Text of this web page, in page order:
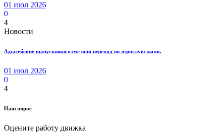
01 июл 2026
0
4
Новости
Адыгейские выпускники отметили переход во взрослую жизнь
01 июл 2026
0
4
Наш опрос
Оцените работу движка